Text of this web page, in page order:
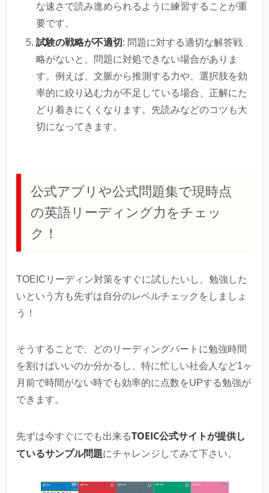
な速さで読み進められるように練習することが重
要です。
試験の戦略が不適切: 問題に対する適切な解答戦
略がないと、問題に対処できない場合がありま
す。例えば、文脈から推測する力や、選択肢を効
率的に絞り込む力が不足している場合、正解にた
どり着きにくくなります。先読みなどのコツも大
切になってきます。
公式アプリや公式問題集で現時点
の英語リーディング力をチェッ
ク！
TOEICリーディン対策をすぐに試したいし、勉強した
いという方も先ずは自分のレベルチェックをしましょ
う！
そうすることで、どのリーディングパートに勉強時間
を割けばいいのか分かるし、特に忙しい社会人など1ヶ
月前で時間がない時でも効率的に点数をUPする勉強が
できます。
先ずは今すぐにでも出来るTOEIC公式サイトが提供し
ているサンプル問題にチャレンジしてみて下さい。